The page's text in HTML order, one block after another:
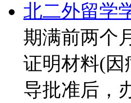
北二外留学
期满前两个
证明材料(因
导批准后，